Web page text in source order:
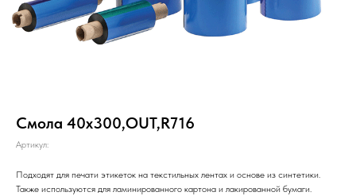
Смола 40х300,OUT,R716
Артикул:
Подходят для печати этикеток на текстильных лентах и основе из синтетики.
Также используются для ламинированного картона и лакированной бумаги.